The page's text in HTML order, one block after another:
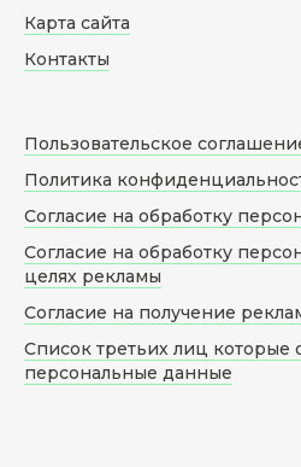
Карта сайта
Контакты
Пользовательское
Политика
Согласие на обработку
Согласие на обработку
целях рекламы
Согласие на получение
Список третьих лиц которые
персональные данные